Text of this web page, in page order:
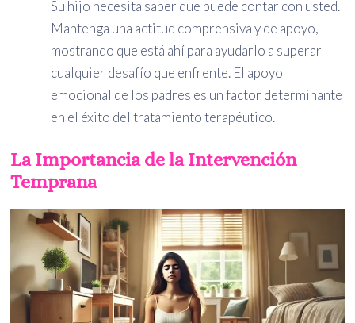
Su hijo necesita saber que puede contar con usted.
Mantenga una actitud comprensiva y de apoyo,
mostrando que está ahí para ayudarlo a superar
cualquier desafío que enfrente. El apoyo
emocional de los padres es un factor determinante
en el éxito del tratamiento terapéutico.
La Importancia de la Intervención
Temprana